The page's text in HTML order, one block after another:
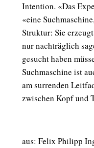
Intention. «Das
«eine
Struktur: Sie
nur nachträglich
gesucht haben
Suchmaschine ist
am surrenden
zwischen Kopf und
aus: Felix Philipp